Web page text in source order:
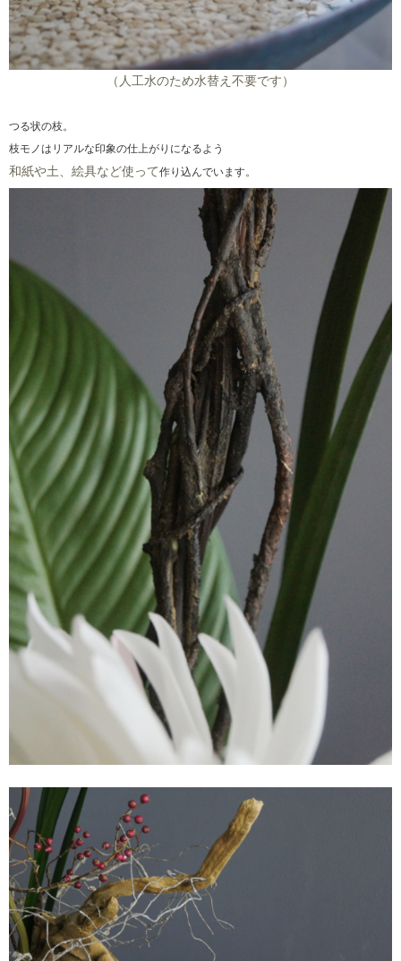
（人工水のため水替え不要です）
つる状の枝。
枝モノはリアルな印象の仕上がりになるよう
和紙や土、絵具など使って作り込んでいます。